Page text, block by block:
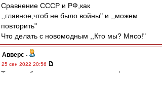
Cравнение СССР и РФ,как
,,главное,чтоб не было войны" и ,,можем
повторить"
Что делать с новомодным ,,Кто мы? Мясо!"
Авверс -
25 сен 2022 20:56
Тучки небесные, вечные странники!